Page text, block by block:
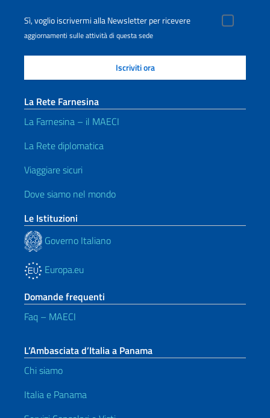
Sì, voglio iscrivermi alla Newsletter per ricevere
aggiornamenti sulle attività di questa sede
La Rete Farnesina
La Farnesina – il MAECI
La Rete diplomatica
Viaggiare sicuri
Dove siamo nel mondo
Le Istituzioni
Governo Italiano
Europa.eu
Domande frequenti
Faq – MAECI
L’Ambasciata d’Italia a Panama
Chi siamo
Italia e Panama